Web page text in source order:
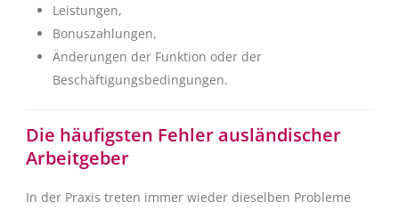
Leistungen,
Bonuszahlungen,
Änderungen der Funktion oder der
Beschäftigungsbedingungen.
Die häufigsten Fehler ausländischer
Arbeitgeber
In der Praxis treten immer wieder dieselben Probleme